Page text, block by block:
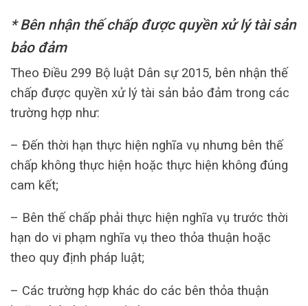
* Bên nhận thế chấp được quyền xử lý tài sản
bảo đảm
Theo Điều 299 Bộ luật Dân sự 2015, bên nhận thế
chấp được quyền xử lý tài sản bảo đảm trong các
trường hợp như:
– Đến thời hạn thực hiện nghĩa vụ nhưng bên thế
chấp không thực hiện hoặc thực hiện không đúng
cam kết;
– Bên thế chấp phải thực hiện nghĩa vụ trước thời
hạn do vi phạm nghĩa vụ theo thỏa thuận hoặc
theo quy định pháp luật;
– Các trường hợp khác do các bên thỏa thuận